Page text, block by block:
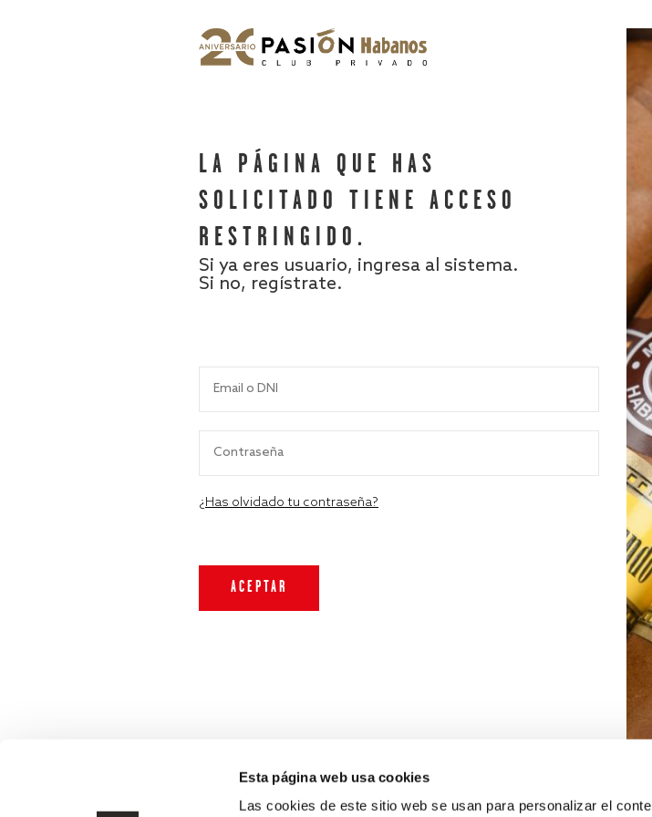
Esta página web usa cookies
Las cookies de este sitio web se usan para personalizar el
LA PÁGINA QUE HAS
SOLICITADO TIENE ACCESO
RESTRINGIDO.
Si ya eres usuario, ingresa al sistema.
Si no, regístrate.
¿Has olvidado tu contraseña?